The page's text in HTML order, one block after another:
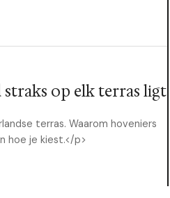
op elk terras ligt
terras. Waarom hoveniers
hoe je kiest.</p>